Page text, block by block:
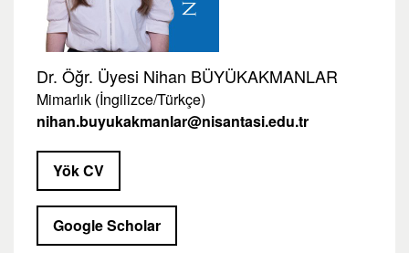
Dr. Öğr. Üyesi Nihan BÜYÜKAKMANLAR
Mimarlık (İngilizce/Türkçe)
nihan.buyukakmanlar@nisantasi.edu.tr
Yök CV
Google Scholar